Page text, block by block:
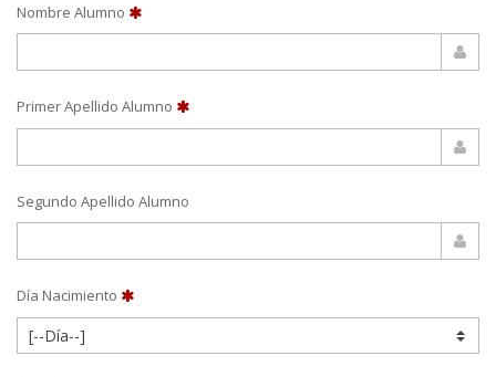
Nombre Alumno
Primer Apellido Alumno
Segundo Apellido Alumno
Día Nacimiento